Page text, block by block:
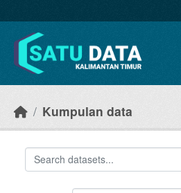
Kumpulan data